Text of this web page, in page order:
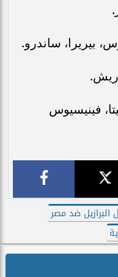
بيريرا، ساندرو.
فينيسيوس
البرازيل ضد مصر